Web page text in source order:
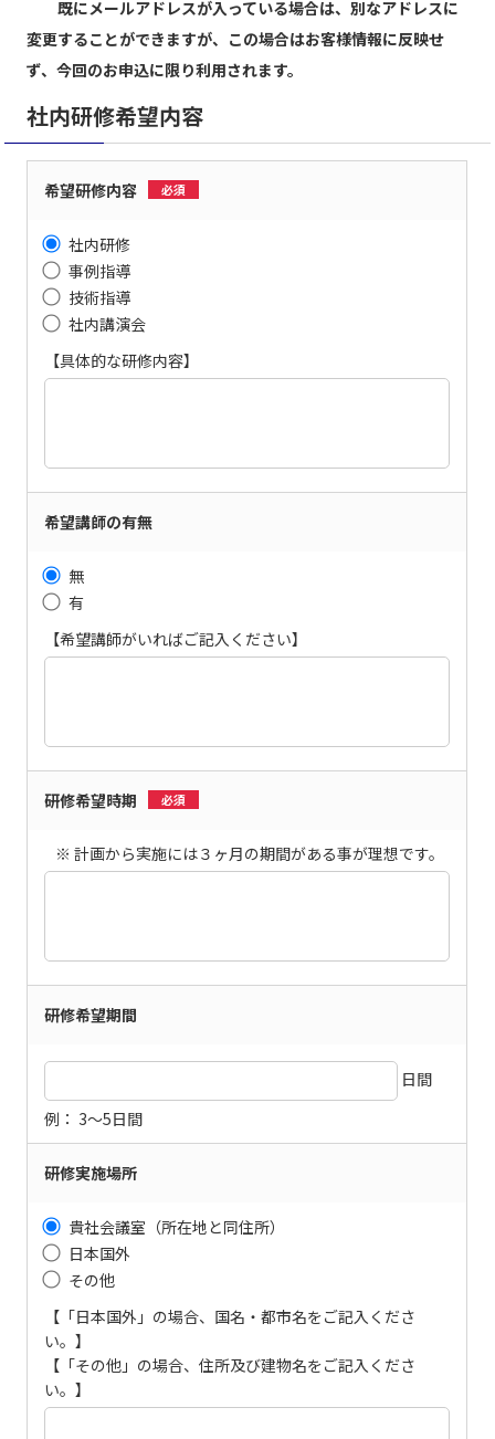
既にメールアドレスが入っている場合は、別なアドレスに
変更することができますが、この場合はお客様情報に反映せ
ず、今回のお申込に限り利用されます。
社内研修希望内容
希望研修内容 必須
社内研修
事例指導
技術指導
社内講演会
【具体的な研修内容】
希望講師の有無
無
有
【希望講師がいればご記入ください】
研修希望時期 必須
※ 計画から実施には３ヶ月の期間がある事が理想です。
研修希望期間
日間
例： 3～5日間
研修実施場所
貴社会議室（所在地と同住所）
日本国外
その他
【「日本国外」の場合、国名・都市名をご記入くださ
い。】
【「その他」の場合、住所及び建物名をご記入くださ
い。】